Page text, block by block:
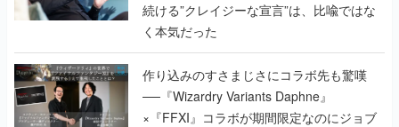
続ける”クレイジーな宣言”は、比喩ではな
く本気だった
作り込みのすさまじさにコラボ先も驚嘆
──『Wizardry Variants Daphne』
×『FFXI』コラボが期間限定なのにジョブ